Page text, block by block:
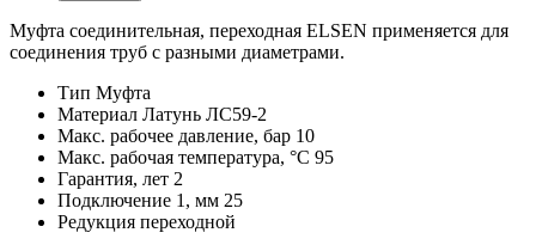
Муфта соединительная, переходная ELSEN применяется для
соединения труб с разными диаметрами.
Тип Муфта
Материал Латунь ЛС59-2
Макс. рабочее давление, бар 10
Макс. рабочая температура, °С 95
Гарантия, лет 2
Подключение 1, мм 25
Редукция переходной